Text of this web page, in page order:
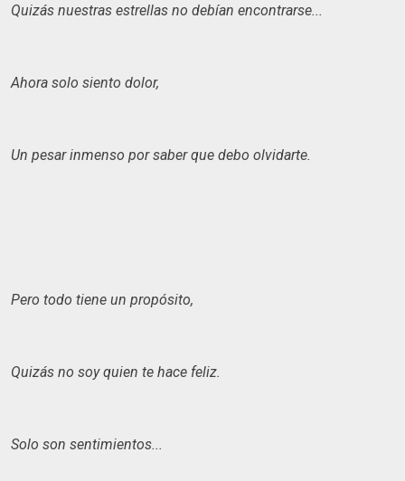
Quizás nuestras estrellas no debían encontrarse...
Ahora solo siento dolor,
Un pesar inmenso por saber que debo olvidarte.
Pero todo tiene un propósito,
Quizás no soy quien te hace feliz.
Solo son sentimientos...